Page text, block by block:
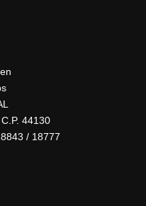
44130
18848 / 18843 / 18777